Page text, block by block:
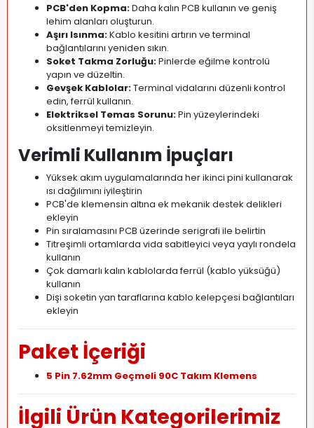
PCB'den Kopma:Daha kalın PCB kullanın ve geniş
lehim alanları oluşturun.
Aşırı Isınma:Kablo kesitini artırın ve terminal
bağlantılarını yeniden sıkın.
Soket Takma Zorluğu:Pinlerde eğilme kontrolü
yapın ve düzeltin.
Gevşek Kablolar:Terminal vidalarını düzenli kontrol
edin, ferrül kullanın.
Elektriksel Temas Sorunu:Pin yüzeylerindeki
oksitlenmeyi temizleyin.
Verimli Kullanım İpuçları
Yüksek akım uygulamalarında her ikinci pini kullanarak
ısı dağılımını iyileştirin
PCB'de klemensin altına ek mekanik destek delikleri
ekleyin
Pin sıralamasını PCB üzerinde serigrafi ile belirtin
Titreşimli ortamlarda vida sabitleyici veya yaylı rondela
kullanın
Çok damarlı kalın kablolarda ferrül (kablo yüksüğü)
kullanın
Dişi soketin yan taraflarına kablo kelepçesi bağlantıları
ekleyin
Paket İçeriği
5 Pin 7.62mm Geçmeli 90C Takım Klemens
İlgili Ürün Kategorilerimiz